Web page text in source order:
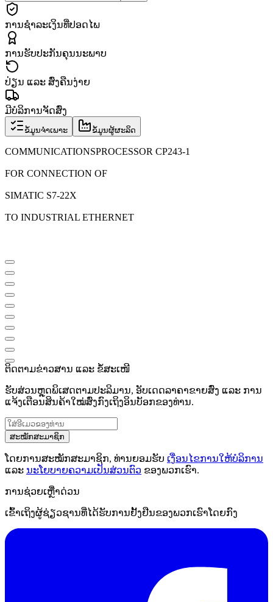
ການຊຳລະເງິນທີ່ປອດໄພ
ການຮັບປະກັນຄຸນນະພາບ
ປ່ຽນ ແລະ ສົ່ງຄືນງ່າຍ
ມີບໍລິການຈັດສົ່ງ
ຂໍ້ມູນຈຳເພາະ ຂໍ້ມູນຜູ້ຜະລິດ
COMMUNICATIONSPROCESSOR CP243-1
FOR CONNECTION OF
SIMATIC S7-22X
TO INDUSTRIAL ETHERNET
ຕິດຕາມຂ່າວສານ ແລະ ຂໍ້ສະເໜີ
ຮັບສ່ວນຫຼຸດພິເສດຕາມປະລິມານ, ອັບເດດລາຄາຂາຍສົ່ງ ແລະ ການ
ແຈ້ງເຕືອນສິນຄ້າໃໝ່ສົ່ງກົງເຖິງອິນບັອກຂອງທ່ານ.
ສະໝັກສະມາຊິກ
ໂດຍການສະໝັກສະມາຊິກ, ທ່ານຍອມຮັບ ເງື່ອນໄຂການໃຫ້ບໍລິການ
ແລະ ນະໂຍບາຍຄວາມເປັນສ່ວນຕົວ ຂອງພວກເຮົາ.
ການຊ່ວຍເຫຼືໍາດ່ວນ
ເຂົ້າເຖິງຜູ້ຊ່ຽວຊານທີ່ໄດ້ຮັບການຢັ້ງຢືນຂອງພວກເຮົາໂດຍກົງ